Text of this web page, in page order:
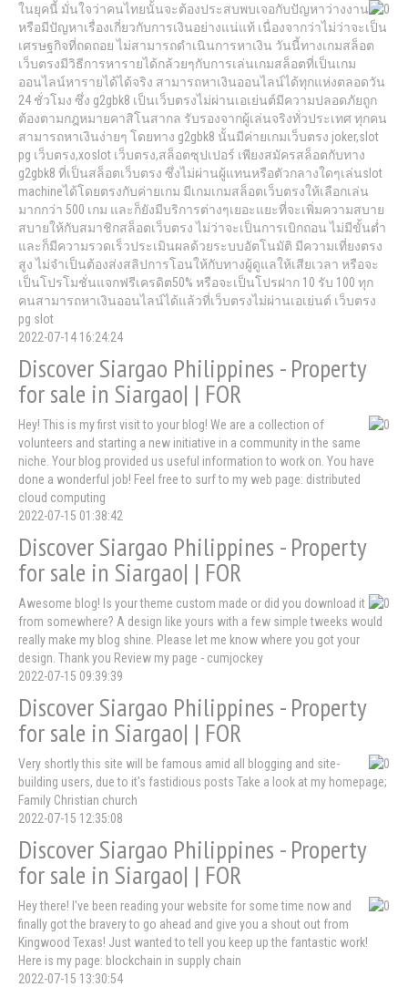
ในยุคนี้ มั่นใจว่าคนไทยนั้นจะต้องประสบพบเจอกับปัญหาว่างงาน
หรือมีปัญหาเรื่องเกี่ยวกับการเงินอย่างแน่แท้ เนื่องจากว่าไม่ว่าจะเป็น
เศรษฐกิจที่ถดถอย ไม่สามารถดำเนินการหาเงิน วันนี้ทางเกมสล็อต
เว็บตรงมีวิธีการหารายได้กล้วยๆกับการเล่นเกมสล็อตที่เป็นเกม
ออนไลน์หารายได้ได้จริง สามารถหาเงินออนไลน์ได้ทุกแห่งตลอดวัน
24 ชั่วโมง ซึ่ง g2gbk8 เป็นเว็บตรงไม่ผ่านเอเย่นต์มีความปลอดภัยถูก
ต้องตามกฎหมายคาสิโนสากล รับรองจากผู้เล่นจริงทั่วประเทศ ทุกคน
สามารถหาเงินง่ายๆ โดยทาง g2gbk8 นั้นมีค่ายเกมเว็บตรง joker,slot
pg เว็บตรง,xoslot เว็บตรง,สล็อตซุปเปอร์ เพียงสมัครสล็อตกับทาง
g2gbk8 ที่เป็นสล็อตเว็บตรง ซึ่งไม่ผ่านผู้แทนหรือตัวกลางใดๆเล่นslot
machineได้โดยตรงกับค่ายเกม มีเกมเกมสล็อตเว็บตรงให้เลือกเล่น
มากกว่า 500 เกม และก็ยังมีบริการต่างๆเยอะแยะที่จะเพิ่มความสบาย
สบายให้กับสมาชิกสล็อตเว็บตรง ไม่ว่าจะเป็นการเบิกถอน ไม่มีขั้นต่ำ
และก็มีความรวดเร็วประเมินผลด้วยระบบอัตโนมัติ มีความเที่ยงตรง
สูง ไม่จำเป็นต้องส่งสลิปการโอนให้กับทางผู้ดูแลให้เสียเวลา หรือจะ
เป็นโปรโมชั่นแจกฟรีเครดิต50% หรือจะเป็นโปรฝาก 10 รับ 100 ทุก
คนสามารถหาเงินออนไลน์ได้แล้วที่เว็บตรงไม่ผ่านเอเย่นต์ เว็บตรง
pg slot
2022-07-14 16:24:24
Discover Siargao Philippines - Property
for sale in Siargao| | FOR
Hey! This is my first visit to your blog! We are a collection of
volunteers and starting a new initiative in a community in the same
niche. Your blog provided us useful information to work on. You have
done a wonderful job! Feel free to surf to my web page: distributed
cloud computing
2022-07-15 01:38:42
Discover Siargao Philippines - Property
for sale in Siargao| | FOR
Awesome blog! Is your theme custom made or did you download it
from somewhere? A design like yours with a few simple tweeks would
really make my blog shine. Please let me know where you got your
design. Thank you Review my page - cumjockey
2022-07-15 09:39:39
Discover Siargao Philippines - Property
for sale in Siargao| | FOR
Very shortly this site will be famous amid all blogging and site-
building users, due to it's fastidious posts Take a look at my homepage;
Family Christian church
2022-07-15 12:35:08
Discover Siargao Philippines - Property
for sale in Siargao| | FOR
Hey there! I've been reading your website for some time now and
finally got the bravery to go ahead and give you a shout out from
Kingwood Texas! Just wanted to tell you keep up the fantastic work!
Here is my page: blockchain in supply chain
2022-07-15 13:30:54